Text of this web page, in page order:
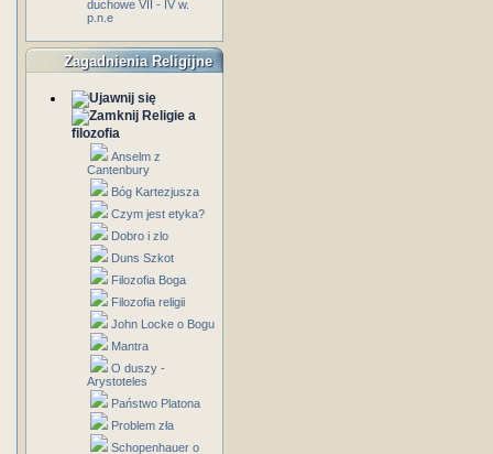
duchowe VII - IV w.
p.n.e
Zagadnienia Religijne
Religie a
filozofia
Anselm z
Cantenbury
Bóg Kartezjusza
Czym jest etyka?
Dobro i zlo
Duns Szkot
Filozofia Boga
Filozofia religii
John Locke o Bogu
Mantra
O duszy -
Arystoteles
Państwo Platona
Problem zła
Schopenhauer o